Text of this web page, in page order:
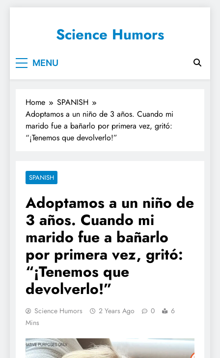
Science Humors
MENU
Home
SPANISH
Adoptamos a un niño de 3 años. Cuando mi
marido fue a bañarlo por primera vez, gritó:
“¡Tenemos que devolverlo!”
SPANISH
Adoptamos a un niño de
3 años. Cuando mi
marido fue a bañarlo
por primera vez, gritó:
“¡Tenemos que
devolverlo!”
Science Humors 2 Years Ago 0
6
Mins